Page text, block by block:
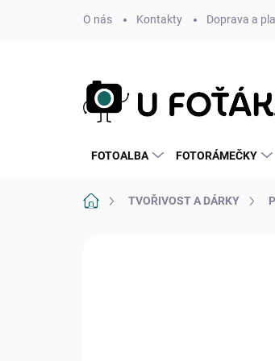
O nás Kontakty Doprava a
FOTOALBA FOTORÁMEČKY
Domů TVOŘIVOST A DÁRKY